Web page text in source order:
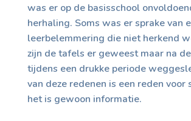
was er op de basisschool
herhaling. Soms was er sprake van
leerbelemmering die niet herkend
zijn de tafels er geweest maar na
tijdens een drukke periode
van deze redenen is een reden voor
het is gewoon informatie.